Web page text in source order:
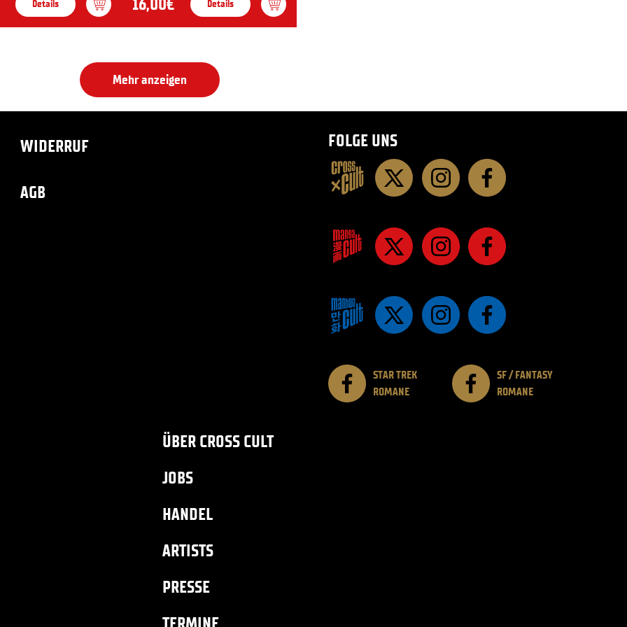
Details Details
Mehr anzeigen
WIDERRUF
AGB
FOLGE UNS
STAR TREK
ROMANE
SF / FANTASY
ROMANE
ÜBER CROSS CULT
JOBS
HANDEL
ARTISTS
PRESSE